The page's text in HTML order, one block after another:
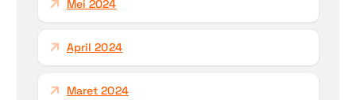
Mei 2024
April 2024
Maret 2024